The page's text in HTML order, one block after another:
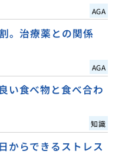
AGA
。治療薬との関係
AGA
い食べ物と食べ合わ
知識
からできるストレス